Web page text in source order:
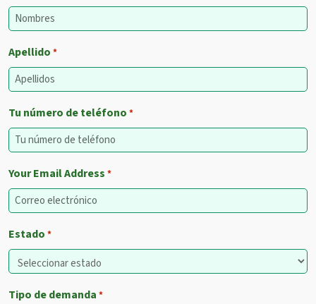
Apellido *
Tu número de teléfono *
Your Email Address *
Estado *
Tipo de demanda *